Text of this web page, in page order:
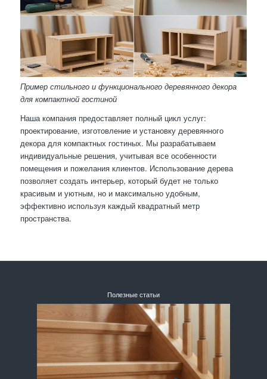
Пример стильного и функционального деревянного декора
для компактной гостиной
Наша компания предоставляет полный цикл услуг:
проектирование, изготовление и установку деревянного
декора для компактных гостиных. Мы разрабатываем
индивидуальные решения, учитывая все особенности
помещения и пожелания клиентов. Использование дерева
позволяет создать интерьер, который будет не только
красивым и уютным, но и максимально удобным,
эффективно используя каждый квадратный метр
пространства.
Полезные статьи